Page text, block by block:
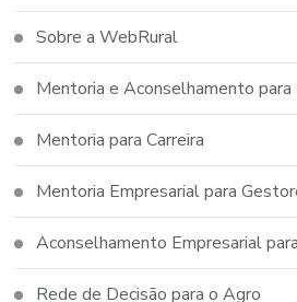
Sobre a WebRural
Mentoria e Aconselhamento
Mentoria para Carreira
Mentoria Empresarial para
Aconselhamento Empresarial
Rede de Decisão para o Agro